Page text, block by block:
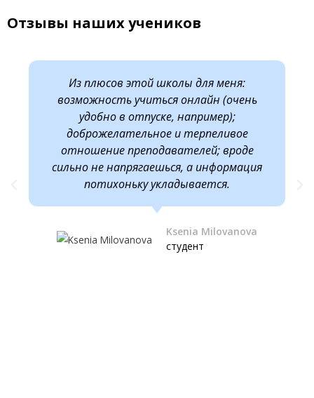
Отзывы наших учеников
Из плюсов этой школы для меня:
возможность учиться онлайн (очень
удобно в отпуске, например);
доброжелательное и терпеливое
отношение преподавателей; вроде
сильно не напрягаешься, а информация
потихоньку укладывается.
Ksenia Milovanova
студент